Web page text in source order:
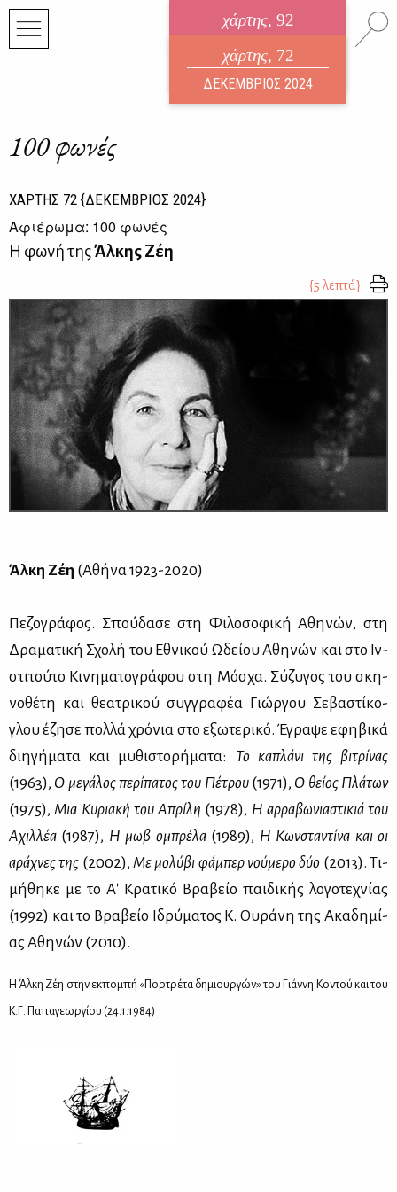
χάρτης, 92
ηλεκτρονικό περιοδικό
ΑΥΓΟΥΣΤΟΣ 2026
χάρτης, 72
ΔΕΚΕΜΒΡΙΟΣ 2024
100 φωνές
ΧΑΡΤΗΣ 72 {ΔΕΚΕΜΒΡΙΟΣ 2024}
Αφιέρωμα: 100 φωνές
Η φωνή τηςΆλκης Ζέη
{5 λεπτά}
Άλ­κη Ζέη (Αθή­να 1923-2020)
Πε­ζο­γρά­φος. Σπού­δα­σε στη Φι­λο­σο­φι­κή Αθη­νών, στη
Δρα­μα­τι­κή Σχο­λή του Εθνι­κού Ωδεί­ου Αθη­νών και στο Ιν­
στι­τού­το Κι­νη­μα­το­γρά­φου στη Μό­σχα. Σύ­ζυ­γος του σκη­
νο­θέ­τη και θε­α­τρι­κού συγ­γρα­φέα Γιώρ­γου Σε­βα­στί­κο­
γλου έζη­σε πολ­λά χρό­νια στο εξω­τε­ρι­κό. Έγρα­ψε εφη­βι­κά
δι­η­γή­μα­τα και μυ­θι­στο­ρή­μα­τα: Το κα­πλά­νι της βι­τρί­νας
(1963), Ο με­γά­λος πε­ρί­πα­τος του Πέ­τρου(1971), Ο θεί­ος Πλά­των
(1975),Μια Κυ­ρια­κή του Απρί­λη (1978), Η αρ­ρα­βω­νια­στι­κιά του
Αχιλ­λέα (1987), Η μωβ ομπρέ­λα(1989), Η Κων­στα­ντί­να και οι
αρά­χνες της (2002),Με μο­λύ­βι φά­μπερ νού­με­ρο δύο (2013). Τι­
μή­θη­κε με το Α' Κρα­τι­κό Βρα­βείο παι­δι­κής λο­γο­τε­χνί­ας
(1992) και το Βρα­βείο Ιδρύ­μα­τος Κ. Ου­ρά­νη της Ακα­δη­μί­
ας Αθη­νών (2010).
Η Άλ­κη Ζέη στην εκ­πο­μπή «Πορ­τρέ­τα δη­μιουρ­γών» του Γιάν­νη Κο­ντού και του
Κ.Γ. Πα­πα­γε­ωρ­γί­ου (24.1.1984)